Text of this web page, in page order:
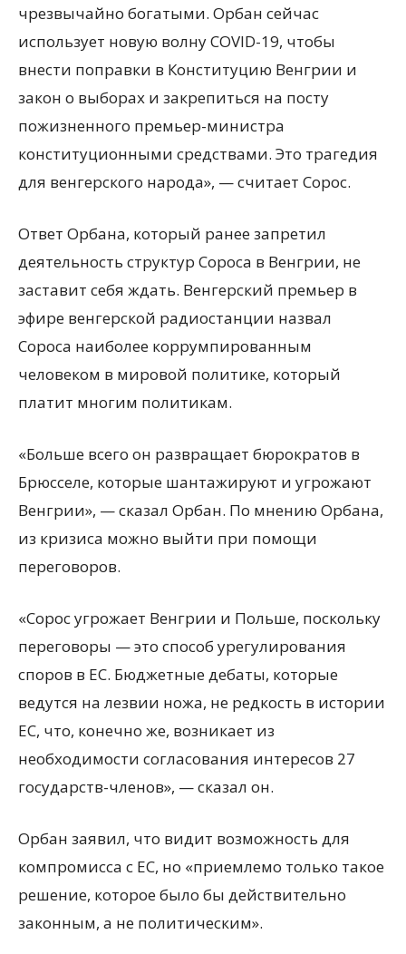
чрезвычайно богатыми. Орбан сейчас
использует новую волну COVID-19, чтобы
внести поправки в Конституцию Венгрии и
закон о выборах и закрепиться на посту
пожизненного премьер-министра
конституционными средствами. Это трагедия
для венгерского народа», — считает Сорос.
Ответ Орбана, который ранее запретил
деятельность структур Сороса в Венгрии, не
заставит себя ждать. Венгерский премьер в
эфире венгерской радиостанции назвал
Сороса наиболее коррумпированным
человеком в мировой политике, который
платит многим политикам.
«Больше всего он развращает бюрократов в
Брюсселе, которые шантажируют и угрожают
Венгрии», — сказал Орбан. По мнению Орбана,
из кризиса можно выйти при помощи
переговоров.
«Сорос угрожает Венгрии и Польше, поскольку
переговоры — это способ урегулирования
споров в ЕС. Бюджетные дебаты, которые
ведутся на лезвии ножа, не редкость в истории
ЕС, что, конечно же, возникает из
необходимости согласования интересов 27
государств-членов», — сказал он.
Орбан заявил, что видит возможность для
компромисса с ЕС, но «приемлемо только такое
решение, которое было бы действительно
законным, а не политическим».